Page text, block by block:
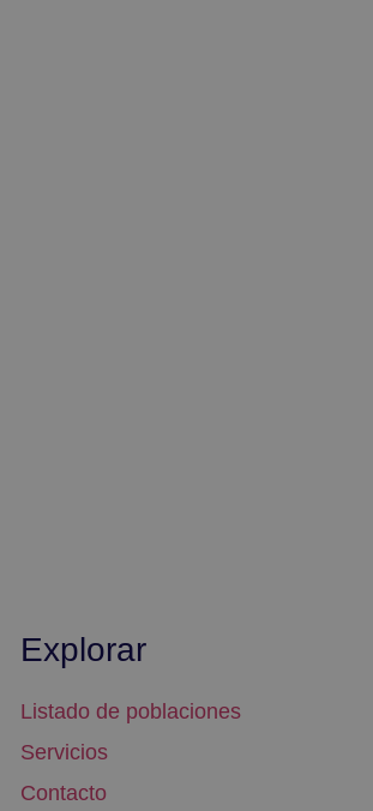
Explorar
Listado de poblaciones
Servicios
Contacto